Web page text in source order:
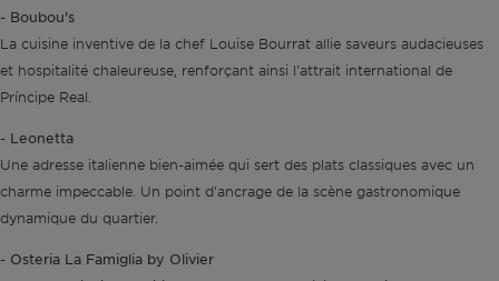
- Boubou's
La cuisine inventive de la chef Louise Bourrat allie saveurs audacieuses
et hospitalité chaleureuse, renforçant ainsi l'attrait international de
Príncipe Real.
- Leonetta
Une adresse italienne bien-aimée qui sert des plats classiques avec un
charme impeccable. Un point d'ancrage de la scène gastronomique
dynamique du quartier.
- Osteria La Famiglia by Olivier